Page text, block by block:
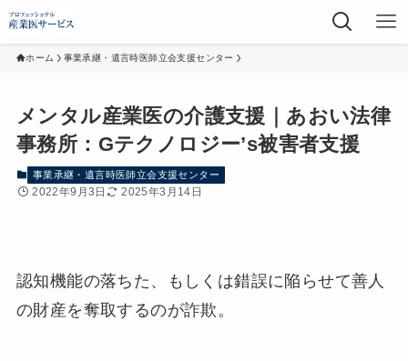
ホーム 事業承継・遺言時医師立会支援センター
メンタル産業医の介護支援｜あおい法律
事務所：Gテクノロジー’s被害者支援
事業承継・遺言時医師立会支援センター
2022年9月3日 2025年3月14日
認知機能の落ちた、もしくは錯誤に陥らせて善人
の財産を奪取するのが詐欺。